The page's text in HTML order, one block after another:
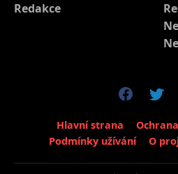
Redakce
Hlavní strana
Podmínky užívání
O